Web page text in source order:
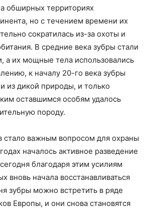
обширных территориях
но с течением времени их
сократилась из-за охоты и
В средние века зубры стали
а их мощные тела использовались
к началу 20-го века зубры
из дикой природы, и только
оставшимся особям удалось
породу.
стало важным вопросом для охраны
началось активное разведение
благодаря этим усилиям
вновь начала восстанавливаться
зубры можно встретить в ряде
Европы, и они снова становятся